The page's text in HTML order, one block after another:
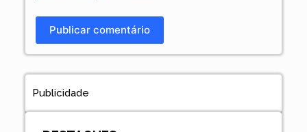
Publicar comentário
Publicidade